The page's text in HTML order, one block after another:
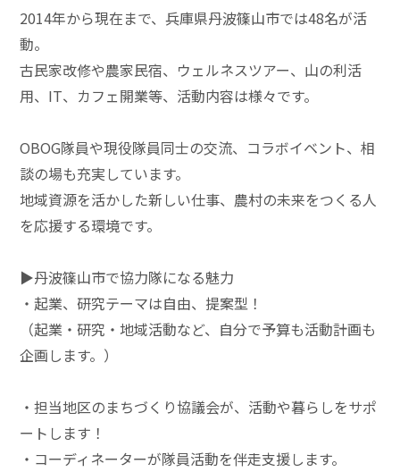
2014年から現在まで、兵庫県丹波篠山市では48名が活
動。
古民家改修や農家民宿、ウェルネスツアー、山の利活
用、IT、カフェ開業等、活動内容は様々です。
OBOG隊員や現役隊員同士の交流、コラボイベント、相
談の場も充実しています。
地域資源を活かした新しい仕事、農村の未来をつくる人
を応援する環境です。
▶︎丹波篠山市で協力隊になる魅力
・起業、研究テーマは自由、提案型！
（起業・研究・地域活動など、自分で予算も活動計画も
企画します。）
・担当地区のまちづくり協議会が、活動や暮らしをサポ
ートします！
・コーディネーターが隊員活動を伴走支援します。